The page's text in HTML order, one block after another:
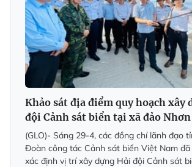
Khảo sát địa điểm quy hoạch xây
đội Cảnh sát biển tại xã đảo Nhơn
(GLO)- Sáng 29-4, các đồng chí lãnh đạo
Đoàn công tác Cảnh sát biển Việt Nam
xác định vị trí xây dựng Hải đội Cảnh sát